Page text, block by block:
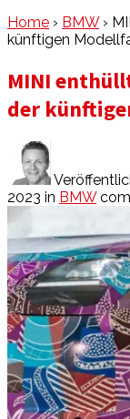
Home › BMW ›
künftigen
MINI
der
2023 in BMW